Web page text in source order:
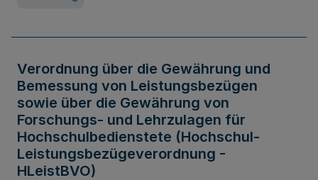
Verordnung über die Gewährung und
Bemessung von Leistungsbezügen
sowie über die Gewährung von
Forschungs- und Lehrzulagen für
Hochschulbedienstete (Hochschul-
Leistungsbezügeverordnung -
HLeistBVO)